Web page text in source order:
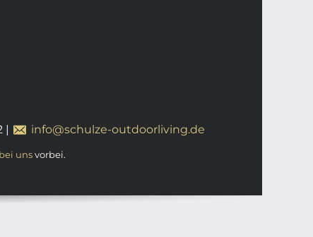
| info@schulze-outdoorliving.de
bei unsvorbei.